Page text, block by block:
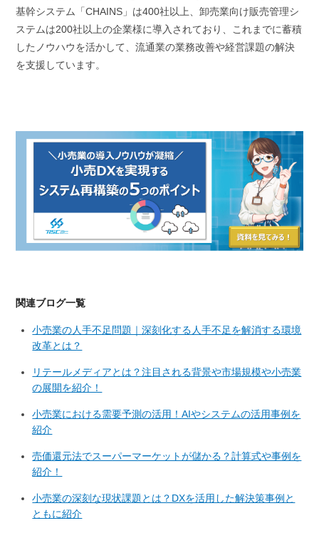
基幹システム「CHAINS 」は400社以上、卸売業向け販売管理シ
ステムは200社以上の企業様に導入されており、これまでに蓄積
したノウハウを活かして、流通業の業務改善や経営課題の解決
を支援しています。
関連ブログ一覧
小売業の人手不足問題｜深刻化する人手不足を解消する環境
改革とは？
リテールメディアとは？注目される背景や市場規模や小売業
の展開を紹介！
小売業における需要予測の活用！AIやシステムの活用事例を
紹介
売価還元法でスーパーマーケットが儲かる？計算式や事例を
紹介！
小売業の深刻な現状課題とは？DXを活用した解決策事例と
ともに紹介